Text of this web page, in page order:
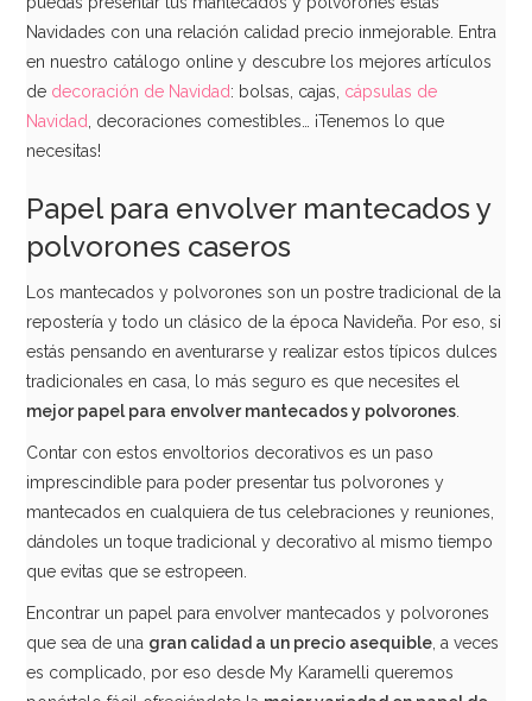
Navidades con una relación calidad precio inmejorable. Entra
en nuestro catálogo online y descubre los mejores artículos
de decoración de Navidad: bolsas, cajas, cápsulas de
Navidad
, decoraciones comestibles… ¡Tenemos lo que
necesitas!
Papel para envolver mantecados y
polvorones caseros
Los mantecados y polvorones son un postre tradicional de la
repostería y todo un clásico de la época Navideña. Por eso, si
estás pensando en aventurarse y realizar estos típicos dulces
tradicionales en casa, lo más seguro es que necesites el
mejor papel para envolver mantecados y polvorones
Contar con estos envoltorios decorativos es un paso
imprescindible para poder presentar tus polvorones y
mantecados en cualquiera de tus celebraciones y reuniones,
dándoles un toque tradicional y decorativo al mismo tiempo
que evitas que se estropeen.
Encontrar un papel para envolver mantecados y polvorones
que sea de una gran calidad a un precio asequible , a veces
es complicado, por eso desde My Karamelli queremos